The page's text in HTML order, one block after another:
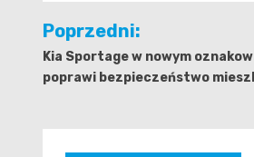
Nawigacja
wpisu
Poprzedni:
Kia Sportage w nowym
poprawi bezpieczeństwo